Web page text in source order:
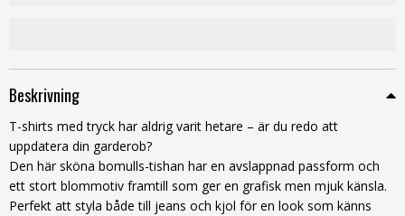
Beskrivning
T-shirts med tryck har aldrig varit hetare – är du redo att
uppdatera din garderob?
Den här sköna bomulls-tishan har en avslappnad passform och
ett stort blommotiv framtill som ger en grafisk men mjuk känsla.
Perfekt att styla både till jeans och kjol för en look som känns